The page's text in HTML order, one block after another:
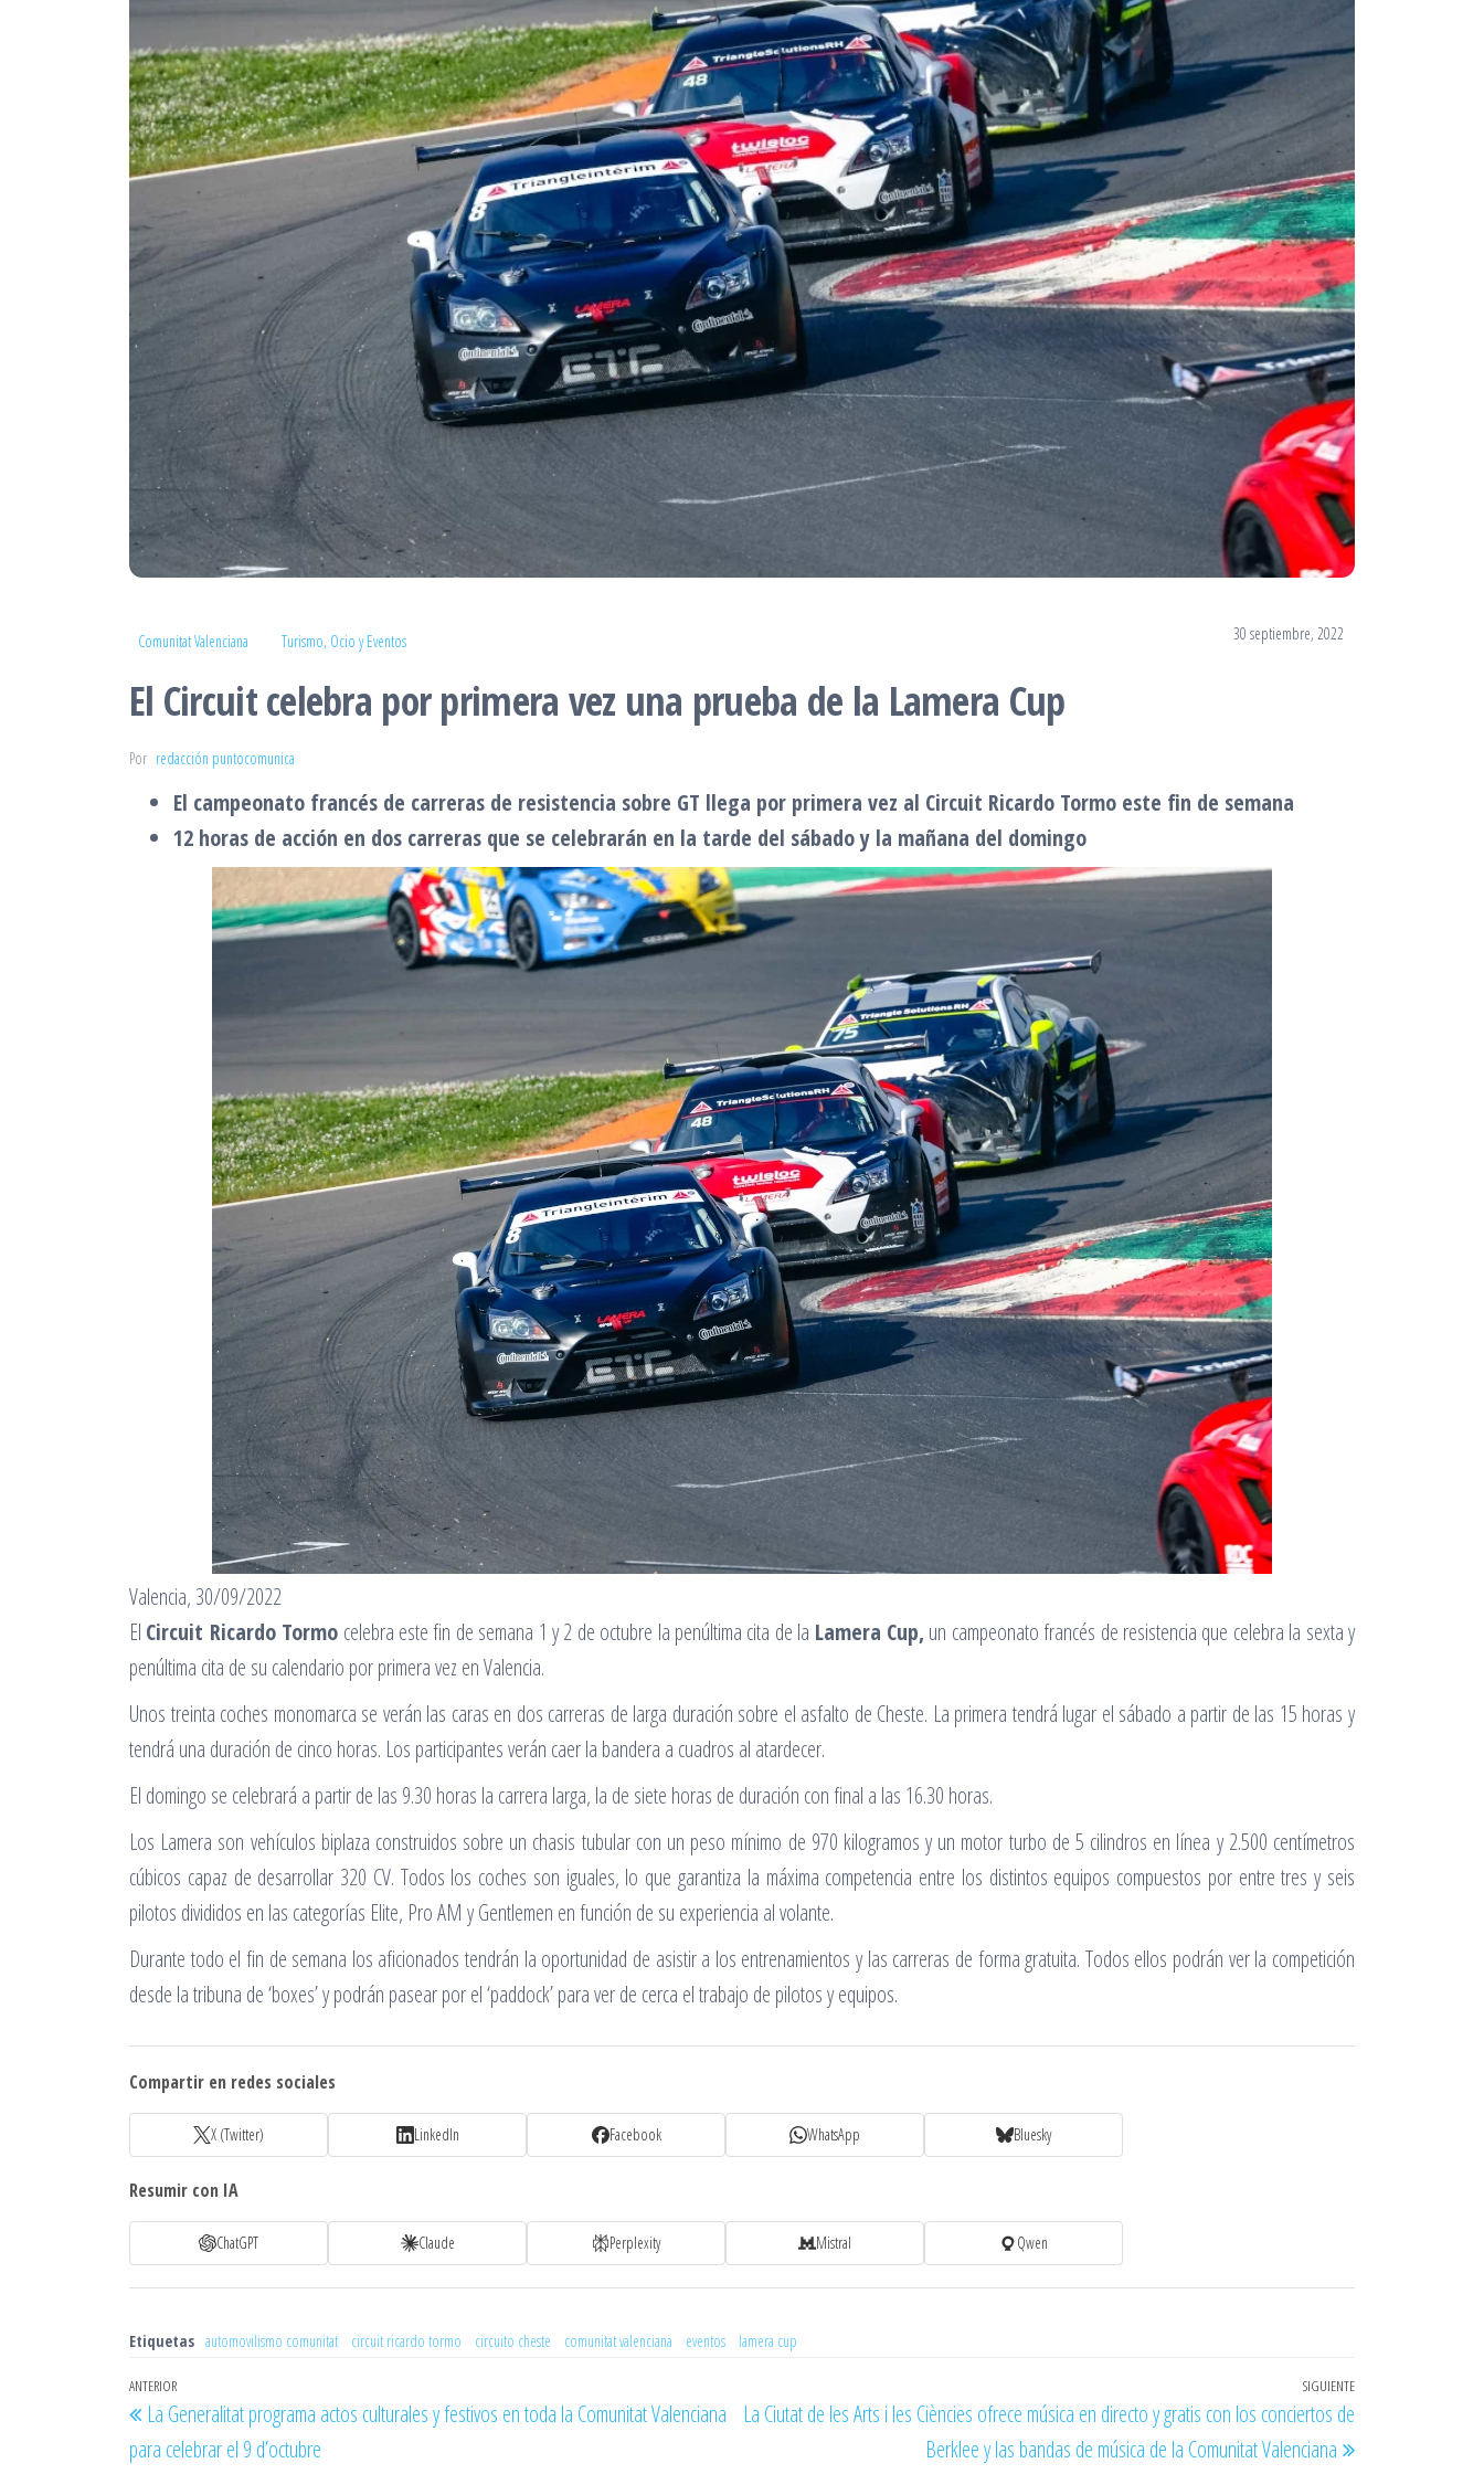
Comunitat Valenciana Turismo, Ocio y Eventos 30 septiembre, 2022
El Circuit celebra por primera vez una prueba de la Lamera Cup
Por redacción puntocomunica
El campeonato francés de carreras de resistencia sobre GT llega por primera vez al Circuit Ricardo Tormo este fin de semana
12 horas de acción en dos carreras que se celebrarán en la tarde del sábado y la mañana del domingo
Valencia, 30/09/2022
El Circuit Ricardo Tormo celebra este fin de semana 1 y 2 de octubre la penúltima cita de la Lamera Cup, un campeonato francés de resistencia que celebra la sexta y
penúltima cita de su calendario por primera vez en Valencia.
Unos treinta coches monomarca se verán las caras en dos carreras de larga duración sobre el asfalto de Cheste. La primera tendrá lugar el sábado a partir de las 15 horas y
tendrá una duración de cinco horas. Los participantes verán caer la bandera a cuadros al atardecer.
El domingo se celebrará a partir de las 9.30 horas la carrera larga, la de siete horas de duración con final a las 16.30 horas.
Los Lamera son vehículos biplaza construidos sobre un chasis tubular con un peso mínimo de 970 kilogramos y un motor turbo de 5 cilindros en línea y 2.500 centímetros
cúbicos capaz de desarrollar 320 CV. Todos los coches son iguales, lo que garantiza la máxima competencia entre los distintos equipos compuestos por entre tres y seis
pilotos divididos en las categorías Elite, Pro AM y Gentlemen en función de su experiencia al volante.
Durante todo el fin de semana los aficionados tendrán la oportunidad de asistir a los entrenamientos y las carreras de forma gratuita. Todos ellos podrán ver la competición
desde la tribuna de ‘boxes’ y podrán pasear por el ‘paddock’ para ver de cerca el trabajo de pilotos y equipos.
Compartir en redes sociales
X (Twitter) LinkedIn Facebook WhatsApp Bluesky
Resumir con IA
ChatGPT Claude Perplexity Mistral Qwen
Etiquetas automovilismo comunitat circuit ricardo tormo circuito cheste comunitat valenciana eventos lamera cup
Navegación
de
entradas
Entrada
anterior
ANTERIOR
La Generalitat programa actos culturales y festivos en toda la Comunitat Valenciana
para celebrar el 9 d’octubre
Entrada
SIGUIENTE
La Ciutat de les Arts i les Ciències ofrece música en directo y gratis con los conciertos de
Berklee y las bandas de música de la Comunitat Valenciana